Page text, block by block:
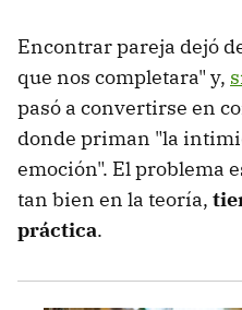
Encontrar pareja dejó
que nos completara" y,
pasó a convertirse en
donde priman "la
emoción". El problema
tan bien en la teoría,
práctica.